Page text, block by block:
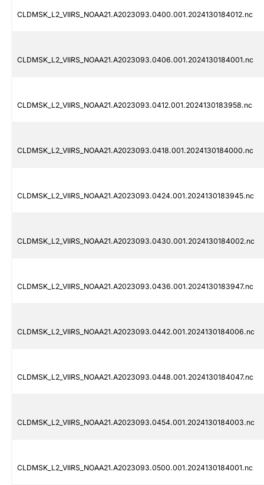
CLDMSK_L2_VIIRS_NOAA21.A2023093.0400.001.2024130184012.nc
CLDMSK_L2_VIIRS_NOAA21.A2023093.0406.001.2024130184001.nc
CLDMSK_L2_VIIRS_NOAA21.A2023093.0412.001.2024130183958.nc
CLDMSK_L2_VIIRS_NOAA21.A2023093.0418.001.2024130184000.nc
CLDMSK_L2_VIIRS_NOAA21.A2023093.0424.001.2024130183945.nc
CLDMSK_L2_VIIRS_NOAA21.A2023093.0430.001.2024130184002.nc
CLDMSK_L2_VIIRS_NOAA21.A2023093.0436.001.2024130183947.nc
CLDMSK_L2_VIIRS_NOAA21.A2023093.0442.001.2024130184006.nc
CLDMSK_L2_VIIRS_NOAA21.A2023093.0448.001.2024130184047.nc
CLDMSK_L2_VIIRS_NOAA21.A2023093.0454.001.2024130184003.nc
CLDMSK_L2_VIIRS_NOAA21.A2023093.0500.001.2024130184001.nc